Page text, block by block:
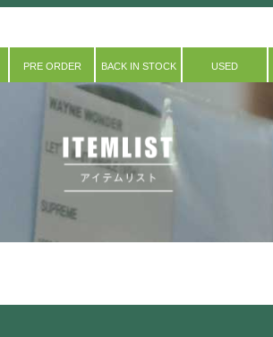
PRE ORDER BACK IN STOCK USED